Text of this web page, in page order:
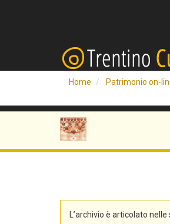
Home Patrimonio on-
L’archivio è articolato